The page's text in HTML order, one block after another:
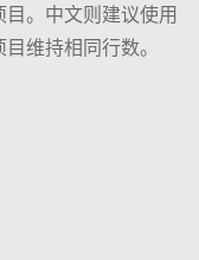
。中文则建议使用
维持相同行数。